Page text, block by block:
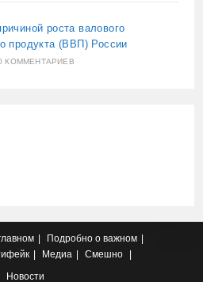
роста валового
продукта (ВВП) России
КОММЕНТАРИЕВ
Подробно о важном
Медиа
Смешно
Новости